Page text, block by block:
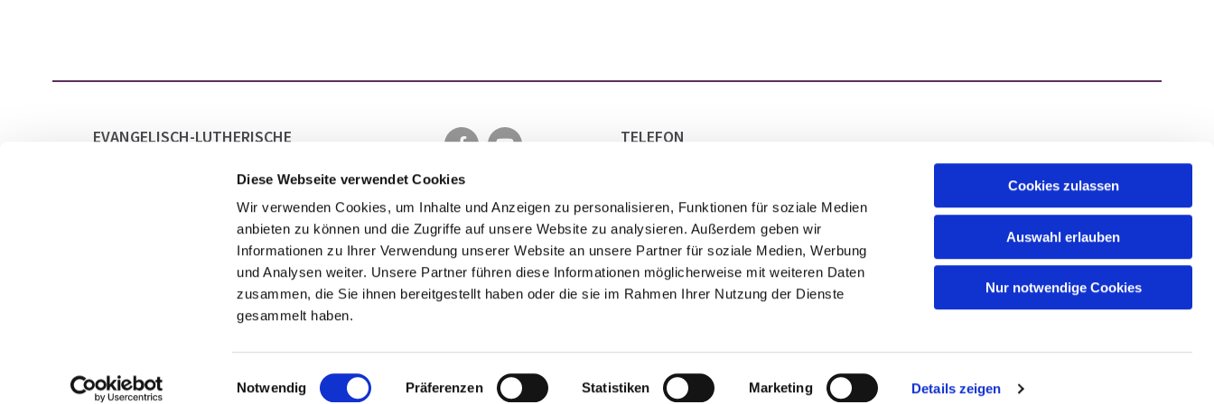
Diese Webseite verwendet Cookies
Wir verwenden Cookies, um Inhalte und Anzeigen zu personalisieren, Funktionen für soziale Medien
anbieten zu können und die Zugriffe auf unsere Website zu analysieren. Außerdem geben wir
Informationen zu Ihrer Verwendung unserer Website an unsere Partner für soziale Medien, Werbung
und Analysen weiter. Unsere Partner führen diese Informationen möglicherweise mit weiteren Daten
zusammen, die Sie ihnen bereitgestellt haben oder die sie im Rahmen Ihrer Nutzung der Dienste
gesammelt haben.
Einwilligungsauswahl
Notwendig Präferenzen Statistiken Marketing Details zeigen
Cookies zulassen
Auswahl erlauben
Nur notwendige Cookies
EVANGELISCH-LUTHERISCHE
TELEFON
Impressum Datenschutzerklärung ChurchDesk-Login